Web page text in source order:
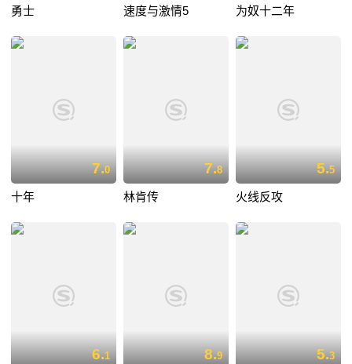
勇士 速度与激情5 为奴十二年
7.0
十年
7.8
林肯传
5.5
火线反攻
6.1 8.9 5.3